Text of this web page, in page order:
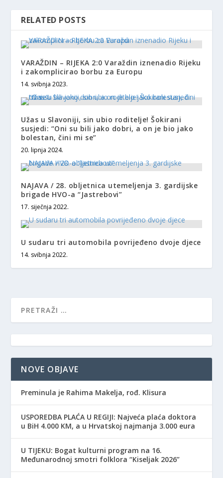
RELATED POSTS
VARAŽDIN – RIJEKA 2:0 Varaždin iznenadio Rijeku
i zakomplicirao borbu za Europu
14. svibnja 2023.
Užas u Slavoniji, sin ubio roditelje! Šokirani
susjedi: “Oni su bili jako dobri, a on je bio jako
bolestan, čini mi se”
20. lipnja 2024.
NAJAVA / 28. obljetnica utemeljenja 3. gardijske
brigade HVO-a “Jastrebovi”
17. siječnja 2022.
U sudaru tri automobila povrijeđeno dvoje djece
14. svibnja 2022.
NOVE OBJAVE
Preminula je Rahima Makelja, rođ. Klisura
USPOREDBA PLAĆA U REGIJI: Najveća plaća doktora
u BiH 4.000 KM, a u Hrvatskoj najmanja 3.000 eura
​U TIJEKU: Bogat kulturni program na 16.
Međunarodnoj smotri folklora “Kiseljak 2026”